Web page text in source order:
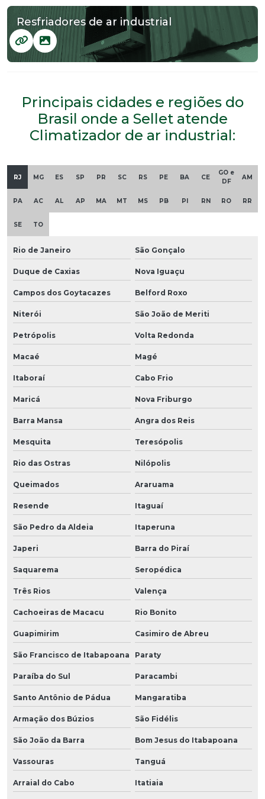
Resfriadores de ar industrial
Principais cidades e regiões do
Brasil onde a Sellet atende
Climatizador de ar industrial:
RJ MG ES SP PR SC RS PE BA CE
GO e
DF
AM
PA AC AL AP MA MT MS PB PI RN RO RR
SE TO
Rio de Janeiro São Gonçalo
Duque de Caxias Nova Iguaçu
Campos dos Goytacazes Belford Roxo
Niterói São João de Meriti
Petrópolis Volta Redonda
Macaé Magé
Itaboraí Cabo Frio
Maricá Nova Friburgo
Barra Mansa Angra dos Reis
Mesquita Teresópolis
Rio das Ostras Nilópolis
Queimados Araruama
Resende Itaguaí
São Pedro da Aldeia Itaperuna
Japeri Barra do Piraí
Saquarema Seropédica
Três Rios Valença
Cachoeiras de Macacu Rio Bonito
Guapimirim Casimiro de Abreu
São Francisco de Itabapoana Paraty
Paraíba do Sul Paracambi
Santo Antônio de Pádua Mangaratiba
Armação dos Búzios São Fidélis
São João da Barra Bom Jesus do Itabapoana
Vassouras Tanguá
Arraial do Cabo Itatiaia